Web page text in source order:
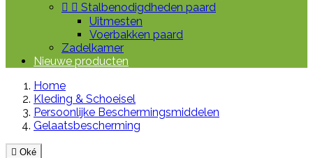
  Stalbenodigdheden paard
Uitmesten
Voerbakken paard
Zadelkamer
Nieuwe producten
Home
Kleding & Schoeisel
Persoonlijke Beschermingsmiddelen
Gelaatsbescherming
 Oké